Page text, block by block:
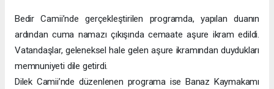
Bedir Camii’nde gerçekleştirilen programda, yapılan duanın
ardından cuma namazı çıkışında cemaate aşure ikram edildi.
Vatandaşlar, geleneksel hale gelen aşure ikramından duydukları
memnuniyeti dile getirdi.
Dilek Camii’nde düzenlenen programa ise Banaz Kaymakamı